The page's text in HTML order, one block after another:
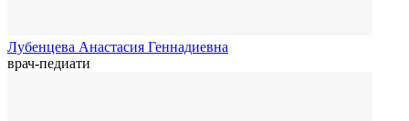
Лубенцева Анастасия Геннадиевна
врач-педиати